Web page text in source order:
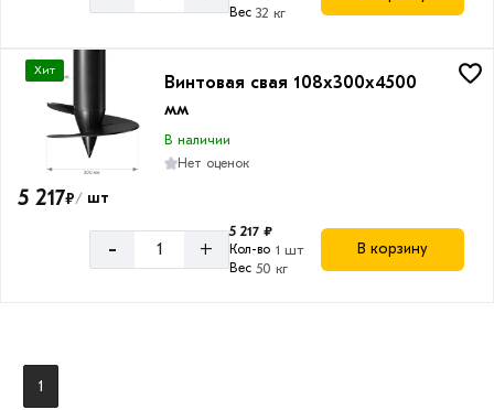
Толщина
Вес 32 кг
Хит
Винтовая свая 108х300х4500
мм
В наличии
Нет оценок
5 217₽/ шт
- +
5 217 ₽
Кол-во 1 шт
Вес 50 кг
В корзину
1